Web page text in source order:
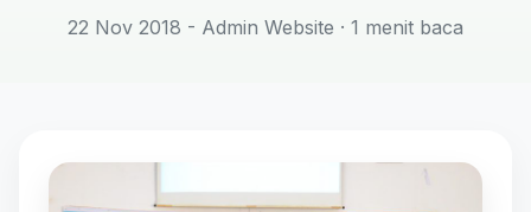
22 Nov 2018 - Admin Website · 1 menit baca